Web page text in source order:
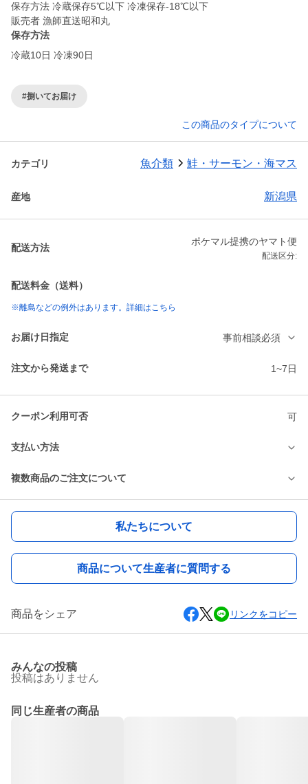
保存方法 冷蔵保存5℃以下 冷凍保存-18℃以下
販売者 漁師直送昭和丸
保存方法
冷蔵10日 冷凍90日
#捌いてお届け
この商品のタイプについて
カテゴリ 魚介類 鮭・サーモン・海マス
産地 新潟県
配送方法
ポケマル提携のヤマト便
配送区分:
配送料金（送料）
※離島などの例外はあります。詳細はこちら
お届け日指定 事前相談必須
注文から発送まで 1~7日
クーポン利用可否 可
支払い方法
複数商品のご注文について
私たちについて
商品について生産者に質問する
商品をシェア リンクをコピー
みんなの投稿
投稿はありません
同じ生産者の商品